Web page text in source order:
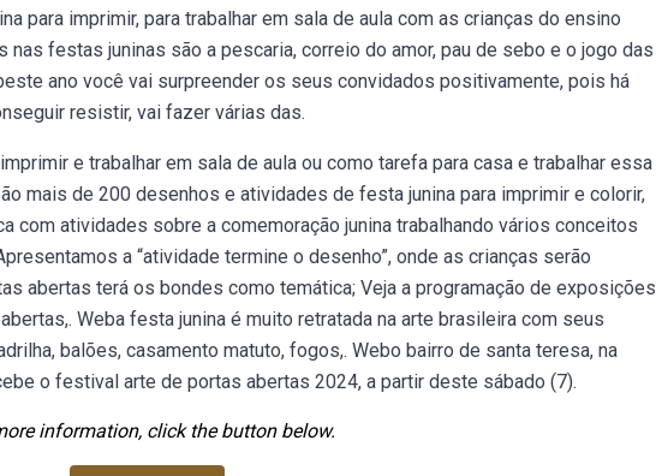
para imprimir, para trabalhar em sala de aula com as crianças do ensino
festas juninas são a pescaria, correio do amor, pau de sebo e o jogo das
ano você vai surpreender os seus convidados positivamente, pois há
resistir, vai fazer várias das.
e trabalhar em sala de aula ou como tarefa para casa e trabalhar essa
mais de 200 desenhos e atividades de festa junina para imprimir e colorir,
com atividades sobre a comemoração junina trabalhando vários conceitos
a “atividade termine o desenho”, onde as crianças serão
abertas terá os bondes como temática; Veja a programação de exposições
Weba festa junina é muito retratada na arte brasileira com seus
balões, casamento matuto, fogos,. Webo bairro de santa teresa, na
o festival arte de portas abertas 2024, a partir deste sábado (7).
information, click the button below.